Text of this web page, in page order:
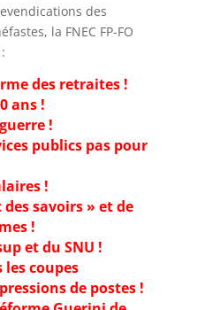
des
la FNEC FP-FO
des retraites !
ans !
!
publics pas pour
!
savoirs » et de
!
et du SNU !
coupes
de postes !